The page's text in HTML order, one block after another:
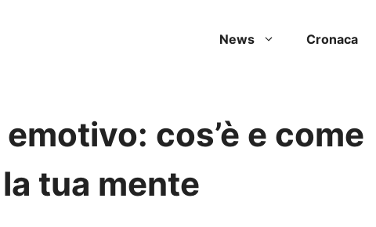
News Cronaca
cos’è e come
tua mente